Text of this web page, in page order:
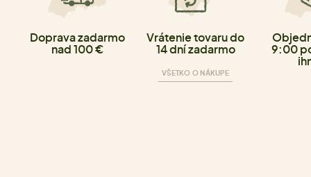
Doprava zadarmo
nad 100 €
Vrátenie tovaru do
14 dní zadarmo
VŠETKO O NÁKUPE
9:00